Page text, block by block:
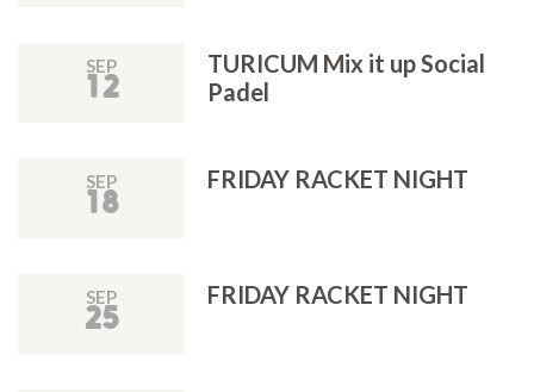
SEP
12
TURICUM Mix it up Social
Padel
SEP
18
FRIDAY RACKET NIGHT
SEP
25
FRIDAY RACKET NIGHT